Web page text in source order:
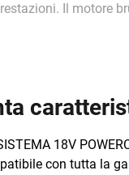
Il motore
potenza,
a 90° o 40 mm a
fino a 50°
La scarpa in
linee dritte e
18V
con tutta la